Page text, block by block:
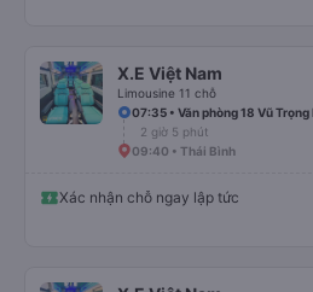
X.E Việt Nam
Limousine 11 chỗ
07:35 • Văn phòng 18 Vũ
2 giờ 5 phút
09:40 • Thái Bình
Xác nhận chỗ ngay lập tức